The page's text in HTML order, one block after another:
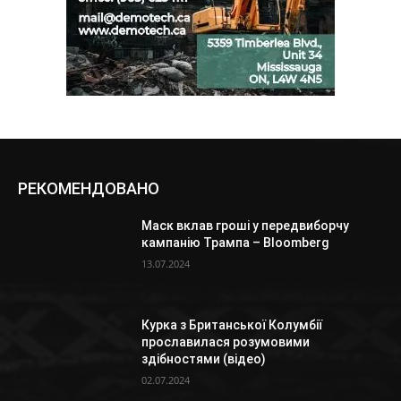
РЕКОМЕНДОВАНО
Маск вклав гроші у передвиборчу
кампанію Трампа – Bloomberg
13.07.2024
Курка з Британської Колумбії
прославилася розумовими
здібностями (відео)
02.07.2024